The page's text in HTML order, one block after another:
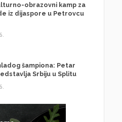
obrazovni kamp za
iz dijaspore u Petrovcu
šampiona: Petar
Srbiju u Splitu